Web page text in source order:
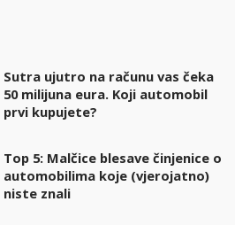
Sutra ujutro na računu vas čeka
50 milijuna eura. Koji automobil
prvi kupujete?
Top 5: Malčice blesave činjenice o
automobilima koje (vjerojatno)
niste znali